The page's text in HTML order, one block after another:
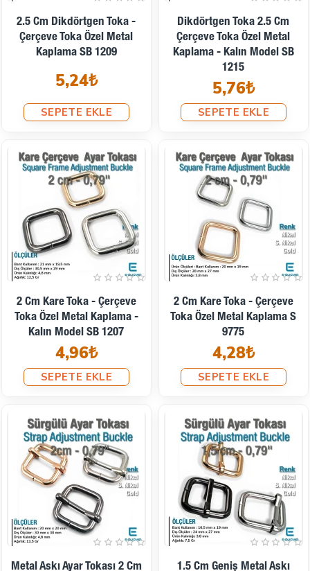
2.5 Cm Dikdörtgen Toka -
Çerçeve Toka Özel Metal
Kaplama SB 1209
5,24₺
SEPETE EKLE
Dikdörtgen Toka 2.5 Cm
Çerçeve Toka Özel Metal
Kaplama - Kalın Model SB
1215
5,76₺
SEPETE EKLE
2 Cm Kare Toka - Çerçeve
Toka Özel Metal Kaplama -
Kalın Model SB 1207
4,96₺
SEPETE EKLE
2 Cm Kare Toka - Çerçeve
Toka Özel Metal Kaplama S
9775
4,28₺
SEPETE EKLE
Metal Askı Ayar Tokası 2 Cm
1.5 Cm Geniş Metal Askı